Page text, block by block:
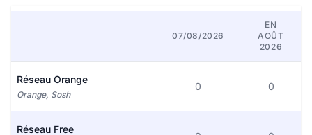
07/08/2026
EN
AOÛT
2026
Réseau Orange
Orange, Sosh
0 0
Réseau Free